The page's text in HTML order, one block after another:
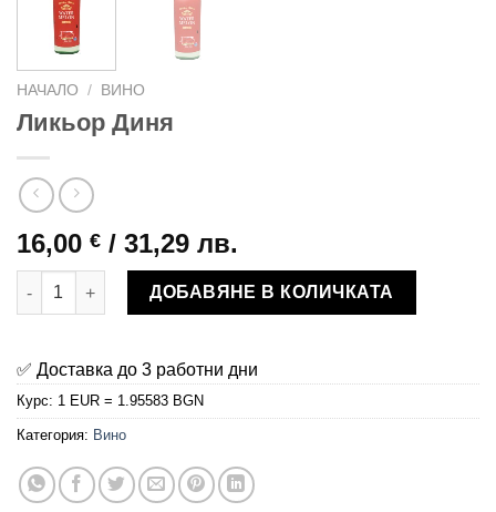
НАЧАЛО / ВИНО
Ликьор Диня
16,00 € / 31,29 лв.
количество за Ликьор Диня
ДОБАВЯНЕ В КОЛИЧКАТА
✅ Доставка до 3 работни дни
Курс: 1 EUR = 1.95583 BGN
Категория: Вино